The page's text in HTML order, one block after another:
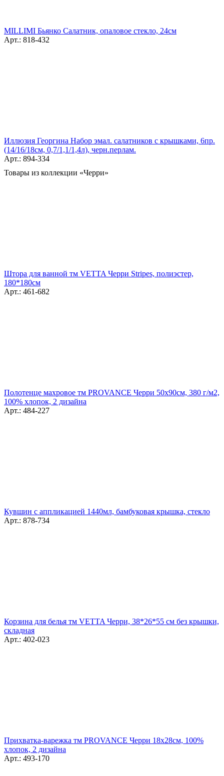
MILLIMI Бьянко Салатник, опаловое стекло, 24см
Арт.: 818-432
Иллюзия Георгина Набор эмал. салатников с крышками, 6пр.
(14/16/18см, 0,7/1,1/1,4л), черн.перлам.
Арт.: 894-334
Товары из коллекции «Черри»
Штора для ванной тм VETTA Черри Stripes, полиэстер,
180*180см
Арт.: 461-682
Полотенце махровое тм PROVANCE Черри 50х90см, 380 г/м2,
100% хлопок, 2 дизайна
Арт.: 484-227
Кувшин с аппликацией 1440мл, бамбуковая крышка, стекло
Арт.: 878-734
Корзина для белья тм VETTA Черри, 38*26*55 см без крышки,
складная
Арт.: 402-023
Прихватка-варежка тм PROVANCE Черри 18х28см, 100%
хлопок, 2 дизайна
Арт.: 493-170